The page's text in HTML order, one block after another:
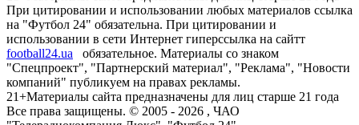
При цитировании и использовании любых материалов ссылка
на "Футбол 24" обязательна. При цитировании и
использовании в сети Интернет гиперссылка на сайтт
football24.ua
обязательное. Материалы со знаком
"Спецпроект", "Партнерский материал", "Реклама", "Новости
компаний" публикуем на правах рекламы.
21+Материалы сайта предназначены для лиц старше 21 года
Все права защищены. © 2005 - 2026 , ЧАО